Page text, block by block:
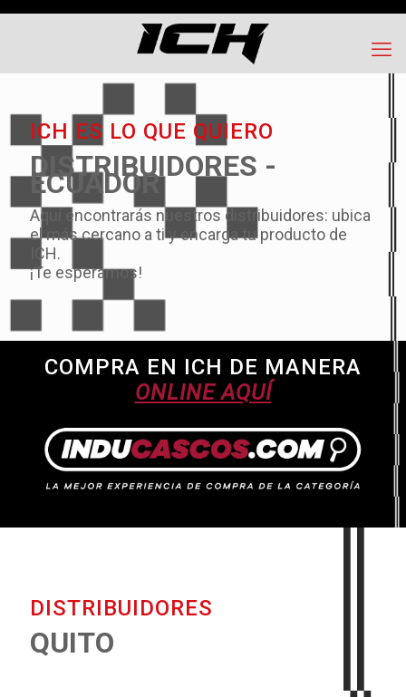
ICH ES LO QUE QUIERO
DISTRIBUIDORES -
ECUADOR
Aquí encontrarás nuestros distribuidores: ubica
el más cercano a ti y encarga tu producto de
ICH.
¡Te esperamos!
COMPRA EN ICH DE MANERA
ONLINE AQUÍ
DISTRIBUIDORES
QUITO